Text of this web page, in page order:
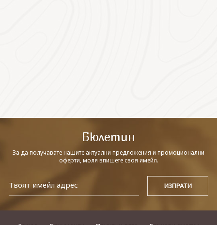
Бюлетин
За да получавате нашите актуални предложения и промоционални
оферти, моля впишете своя имейл.